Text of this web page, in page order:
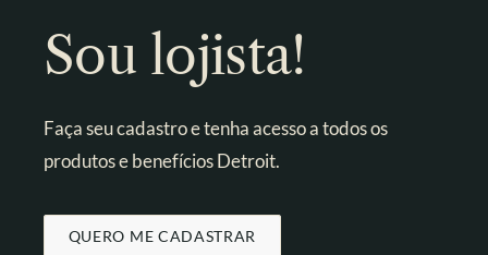
Sou lojista!
Faça seu cadastro e tenha acesso a todos os
produtos e benefícios Detroit.
QUERO ME CADASTRAR